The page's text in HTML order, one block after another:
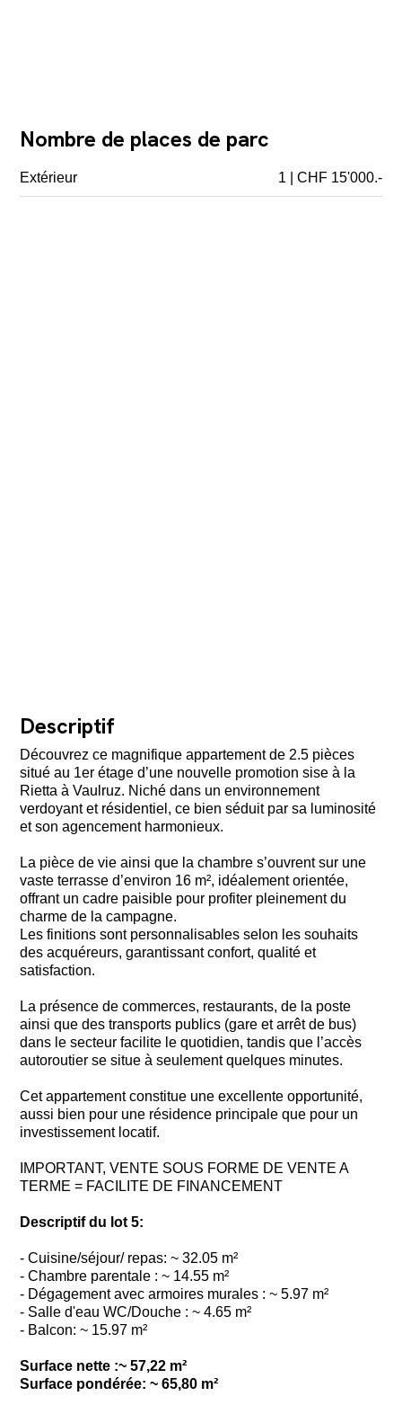
Nombre de places de parc
Extérieur 1 | CHF 15'000.-
Descriptif
Découvrez ce magnifique appartement de 2.5 pièces
situé au 1er étage d’une nouvelle promotion sise à la
Rietta à Vaulruz. Niché dans un environnement
verdoyant et résidentiel, ce bien séduit par sa luminosité
et son agencement harmonieux.
La pièce de vie ainsi que la chambre s’ouvrent sur une
vaste terrasse d’environ 16 m², idéalement orientée,
offrant un cadre paisible pour profiter pleinement du
charme de la campagne.
Les finitions sont personnalisables selon les souhaits
des acquéreurs, garantissant confort, qualité et
satisfaction.
La présence de commerces, restaurants, de la poste
ainsi que des transports publics (gare et arrêt de bus)
dans le secteur facilite le quotidien, tandis que l’accès
autoroutier se situe à seulement quelques minutes.
Cet appartement constitue une excellente opportunité,
aussi bien pour une résidence principale que pour un
investissement locatif.
IMPORTANT, VENTE SOUS FORME DE VENTE A
TERME = FACILITE DE FINANCEMENT
Descriptif du lot 5:
- Cuisine/séjour/ repas: ~ 32.05 m²
- Chambre parentale : ~ 14.55 m²
- Dégagement avec armoires murales : ~ 5.97 m²
- Salle d'eau WC/Douche : ~ 4.65 m²
- Balcon: ~ 15.97 m²
Surface nette :~ 57,22 m²
Surface pondérée: ~ 65,80 m²